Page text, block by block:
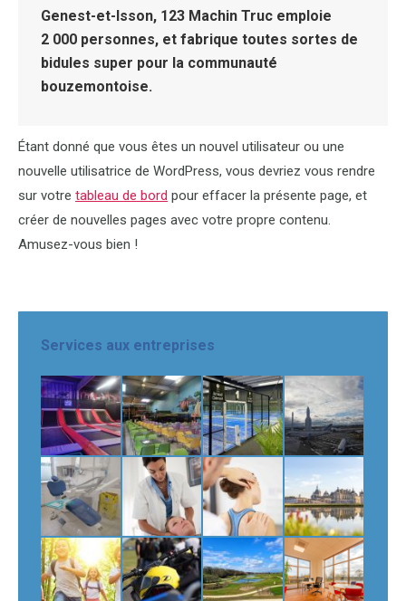
Genest-et-Isson, 123 Machin Truc emploie
2 000 personnes, et fabrique toutes sortes de
bidules super pour la communauté
bouzemontoise.
Étant donné que vous êtes un nouvel utilisateur ou une
nouvelle utilisatrice de WordPress, vous devriez vous rendre
sur votre tableau de bord pour effacer la présente page, et
créer de nouvelles pages avec votre propre contenu.
Amusez-vous bien !
Services aux entreprises